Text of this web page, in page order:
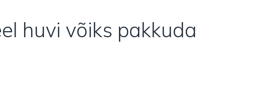
huvi võiks pakkuda